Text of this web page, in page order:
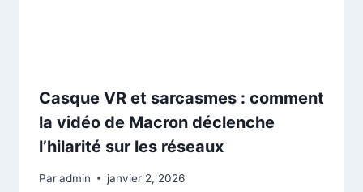
Casque VR et sarcasmes : comment
la vidéo de Macron déclenche
l’hilarité sur les réseaux
Paradmin janvier 2, 2026